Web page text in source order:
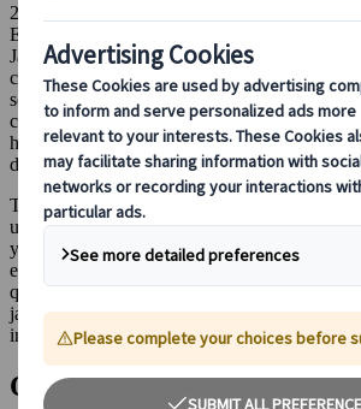
21 abr 2023
Experiencias gastronómicas
Japón es un paraíso para descubrir sabores y
cultura gastronómica milenaria. El arroz, la
son solo algunos de los ingredientes que
cocina nipona. Porque Japón es muchísimo
hay que preparar la maleta con una lista de
debemos probar en Japón.
Ten en cuenta algo muy importante: algunos
un componente estacional, lo que significa
y disponibilidad en determinadas épocas del
escogemos platos difíciles de encontrar en
que cuentan con una calidad diferencial en los
japoneses. ¡Nada mejor que probar la comida
inventaron!
Okonomiyaki